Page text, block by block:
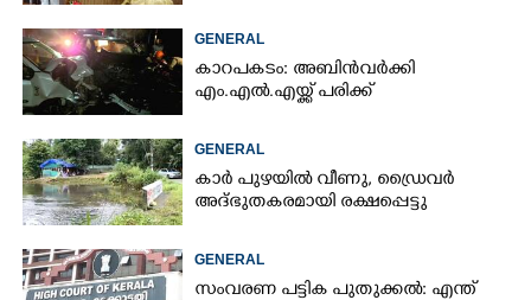
GENERAL
കാറപകടം: അബിൻവർക്കി
എം.എൽ.എയ്ക്ക് പരിക്ക്
GENERAL
കാർ പുഴയിൽ വീണു, ഡ്രെെവർ
അദ്ഭുതകരമായി രക്ഷപ്പെട്ടു
GENERAL
സംവരണ പട്ടിക പുതുക്കൽ: എന്ത്